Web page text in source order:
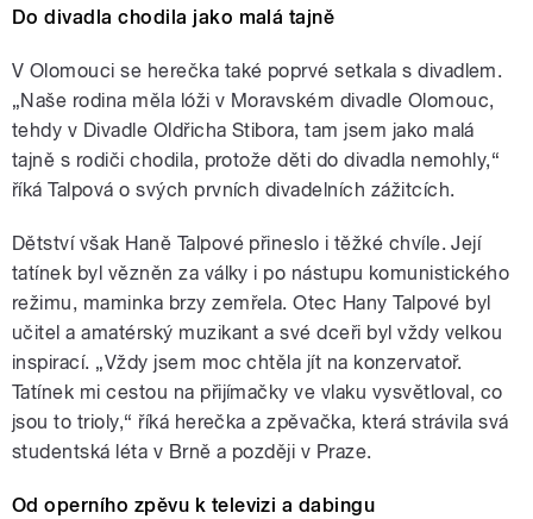
Do divadla chodila jako malá tajně
V Olomouci se herečka také poprvé setkala s divadlem.
„Naše rodina měla lóži v Moravském divadle Olomouc,
tehdy v Divadle Oldřicha Stibora, tam jsem jako malá
tajně s rodiči chodila, protože děti do divadla nemohly,“
říká Talpová o svých prvních divadelních zážitcích.
Dětství však Haně Talpové přineslo i těžké chvíle. Její
tatínek byl vězněn za války i po nástupu komunistického
režimu, maminka brzy zemřela. Otec Hany Talpové byl
učitel a amatérský muzikant a své dceři byl vždy velkou
inspirací. „Vždy jsem moc chtěla jít na konzervatoř.
Tatínek mi cestou na přijímačky ve vlaku vysvětloval, co
jsou to trioly,“ říká herečka a zpěvačka, která strávila svá
studentská léta v Brně a později v Praze.
Od operního zpěvu k televizi a dabingu